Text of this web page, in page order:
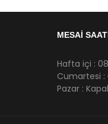
MESAİ
Hafta içi :
Cumartesi :
Pazar :